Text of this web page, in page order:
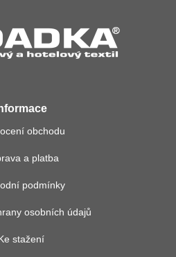
obchodu
a platba
podmínky
osobních údajů
stažení